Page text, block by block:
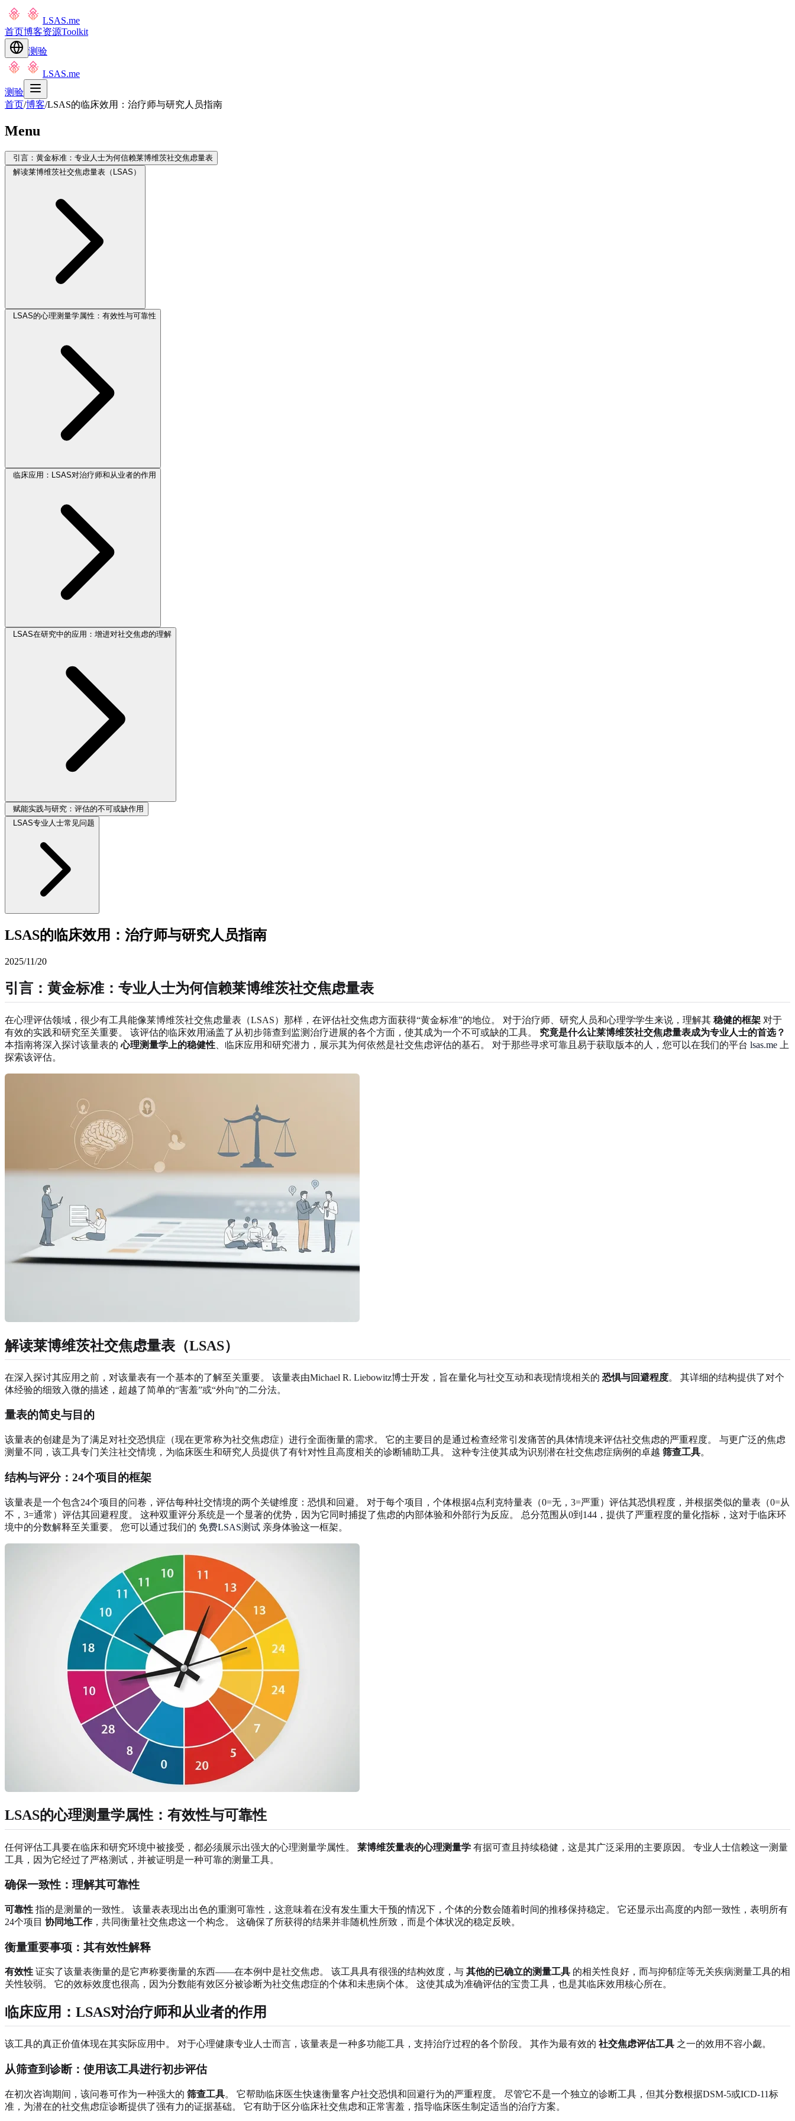
LSAS.me
首页博客资源Toolkit
测验
LSAS.me
测验
首页/博客/LSAS的临床效用：治疗师与研究人员指南
Menu
引言：黄金标准：专业人士为何信赖莱博维茨社交焦虑量表
解读莱博维茨社交焦虑量表（LSAS）
LSAS的心理测量学属性：有效性与可靠性
临床应用：LSAS对治疗师和从业者的作用
LSAS在研究中的应用：增进对社交焦虑的理解
赋能实践与研究：评估的不可或缺作用
LSAS专业人士常见问题
LSAS的临床效用：治疗师与研究人员指南
2025/11/20
引言：黄金标准：专业人士为何信赖莱博维茨社交焦虑量表
在心理评估领域，很少有工具能像莱博维茨社交焦虑量表（LSAS）那样，在评估社交焦虑方面获得“黄金标准”的地位。 对于治疗师、研究人员和心理学学生来说，理解其 稳健的框架 对于
有效的实践和研究至关重要。 该评估的临床效用涵盖了从初步筛查到监测治疗进展的各个方面，使其成为一个不可或缺的工具。 究竟是什么让莱博维茨社交焦虑量表成为专业人士的首选？
本指南将深入探讨该量表的心理测量学上的稳健性 、临床应用和研究潜力，展示其为何依然是社交焦虑评估的基石。 对于那些寻求可靠且易于获取版本的人，您可以在我们的平台 lsas.me 上
探索该评估。
解读莱博维茨社交焦虑量表（LSAS）
在深入探讨其应用之前，对该量表有一个基本的了解至关重要。 该量表由Michael R. Liebowitz博士开发，旨在量化与社交互动和表现情境相关的 恐惧与回避程度。 其详细的结构提供了对个
体经验的细致入微的描述，超越了简单的“害羞”或“外向”的二分法。
量表的简史与目的
该量表的创建是为了满足对社交恐惧症（现在更常称为社交焦虑症）进行全面衡量的需求。 它的主要目的是通过检查经常引发痛苦的具体情境来评估社交焦虑的严重程度。 与更广泛的焦虑
测量不同，该工具专门关注社交情境，为临床医生和研究人员提供了有针对性且高度相关的诊断辅助工具。 这种专注使其成为识别潜在社交焦虑症病例的卓越 筛查工具。
结构与评分：24个项目的框架
该量表是一个包含24个项目的问卷，评估每种社交情境的两个关键维度：恐惧和回避。 对于每个项目，个体根据4点利克特量表（0=无，3=严重）评估其恐惧程度，并根据类似的量表（0=从
不，3=通常）评估其回避程度。 这种双重评分系统是一个显著的优势，因为它同时捕捉了焦虑的内部体验和外部行为反应。 总分范围从0到144，提供了严重程度的量化指标，这对于临床环
境中的分数解释至关重要。 您可以通过我们的 免费LSAS测试 亲身体验这一框架。
LSAS的心理测量学属性：有效性与可靠性
任何评估工具要在临床和研究环境中被接受，都必须展示出强大的心理测量学属性。 莱博维茨量表的心理测量学 有据可查且持续稳健，这是其广泛采用的主要原因。 专业人士信赖这一测量
工具，因为它经过了严格测试，并被证明是一种可靠的测量工具。
确保一致性：理解其可靠性
可靠性 指的是测量的一致性。 该量表表现出出色的重测可靠性，这意味着在没有发生重大干预的情况下，个体的分数会随着时间的推移保持稳定。 它还显示出高度的内部一致性，表明所有
24个项目 协同地工作，共同衡量社交焦虑这一个构念。 这确保了所获得的结果并非随机性所致，而是个体状况的稳定反映。
衡量重要事项：其有效性解释
有效性 证实了该量表衡量的是它声称要衡量的东西——在本例中是社交焦虑。 该工具具有很强的结构效度，与 其他的已确立的测量工具 的相关性良好，而与抑郁症等无关疾病测量工具的相
关性较弱。 它的效标效度也很高，因为分数能有效区分被诊断为社交焦虑症的个体和未患病个体。 这使其成为准确评估的宝贵工具，也是其临床效用核心所在。
临床应用：LSAS对治疗师和从业者的作用
该工具的真正价值体现在其实际应用中。 对于心理健康专业人士而言，该量表是一种多功能工具，支持治疗过程的各个阶段。 其作为最有效的 社交焦虑评估工具 之一的效用不容小觑。
从筛查到诊断：使用该工具进行初步评估
在初次咨询期间，该问卷可作为一种强大的 筛查工具。 它帮助临床医生快速衡量客户社交恐惧和回避行为的严重程度。 尽管它不是一个独立的诊断工具，但其分数根据DSM-5或ICD-11标
准，为潜在的社交焦虑症诊断提供了强有力的证据基础。 它有助于区分临床社交焦虑和正常害羞，指导临床医生制定适当的治疗方案。